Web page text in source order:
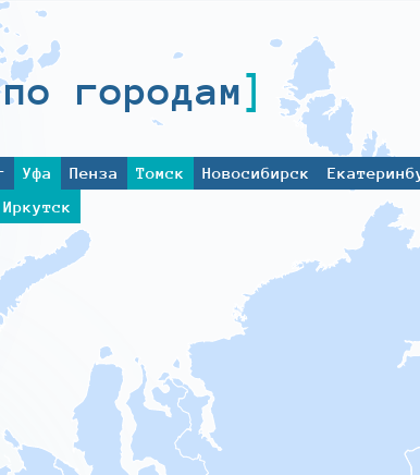
городам
Уфа Пенза Томск Новосибирск
Иркутск